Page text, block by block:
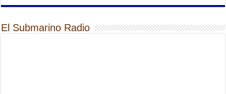
El Submarino Radio